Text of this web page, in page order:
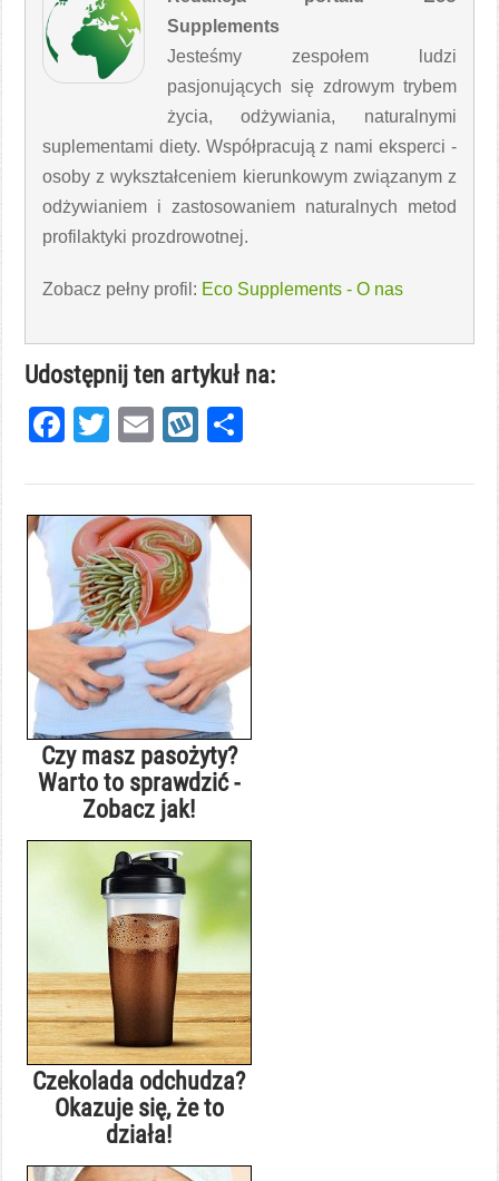
Supplements
Jesteśmy zespołem ludzi
pasjonujących się zdrowym trybem
życia, odżywiania, naturalnymi
suplementami diety. Współpracują z nami eksperci -
osoby z wykształceniem kierunkowym związanym z
odżywianiem i zastosowaniem naturalnych metod
profilaktyki prozdrowotnej.
Zobacz pełny profil: Eco Supplements - O nas
Udostępnij ten artykuł na:
Facebook
Twitter
EmailWykop
Czy masz pasożyty?
Warto to sprawdzić -
Zobacz jak!
Czekolada odchudza?
Okazuje się, że to
działa!